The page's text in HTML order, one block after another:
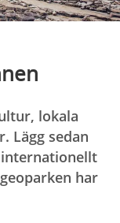
lokala
Lägg sedan
har